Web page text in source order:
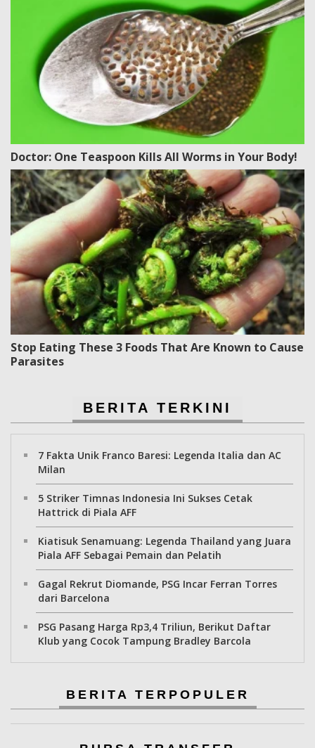
Doctor: One Teaspoon Kills All Worms in Your Body!
Stop Eating These 3 Foods That Are Known to Cause
Parasites
BERITA TERKINI
7 Fakta Unik Franco Baresi: Legenda Italia dan AC
Milan
5 Striker Timnas Indonesia Ini Sukses Cetak
Hattrick di Piala AFF
Kiatisuk Senamuang: Legenda Thailand yang Juara
Piala AFF Sebagai Pemain dan Pelatih
Gagal Rekrut Diomande, PSG Incar Ferran Torres
dari Barcelona
PSG Pasang Harga Rp3,4 Triliun, Berikut Daftar
Klub yang Cocok Tampung Bradley Barcola
BERITA TERPOPULER